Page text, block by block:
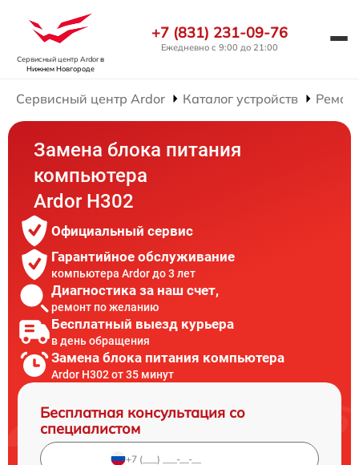
Сервисный центр Ardorв
Нижнем Новгороде
+7 (831) 231-09-76
Ежедневно с 9:00 до 21:00
Сервисный центр Ardor Каталог устройств
Замена блока питания
компьютера
Ardor H302
Официальный сервис
Гарантийное обслуживание
компьютера Ardor до 3 лет
Диагностика за наш счет,
ремонт по желанию
Бесплатный выезд курьера
в день обращения
Замена блока питания компьютера
Ardor H302 от 35 минут
Бесплатная консультация со
специалистом